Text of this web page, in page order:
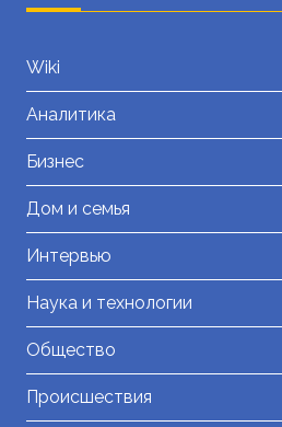
Wiki
Аналитика
Бизнес
Дом и семья
Интервью
Наука и технологии
Общество
Происшествия